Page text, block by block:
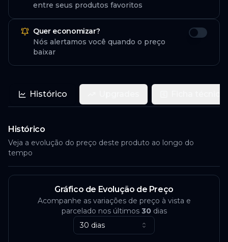
entre seus produtos favoritos
Quer economizar?
Nós alertamos você quando o preço
baixar
Histórico
Histórico
Veja a evolução do preço deste produto ao longo do
tempo
Gráfico de Evolução de Preço
Acompanhe as variações de preço à vista e
parcelado nos últimos 30dias
30 dias